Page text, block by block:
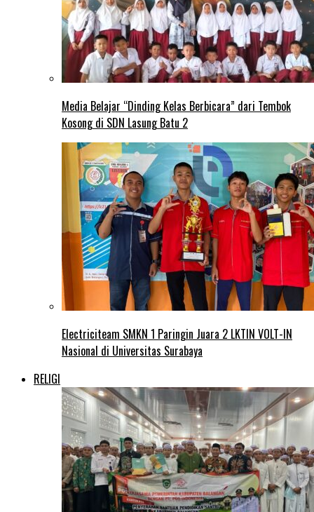
Media Belajar “Dinding Kelas Berbicara” dari Tembok
Kosong di SDN Lasung Batu 2
Electriciteam SMKN 1 Paringin Juara 2 LKTIN VOLT-IN
Nasional di Universitas Surabaya
RELIGI